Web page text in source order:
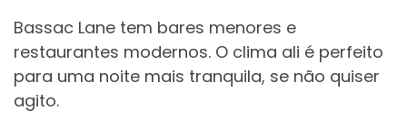
Bassac Lane tem bares menores e
restaurantes modernos. O clima ali é perfeito
para uma noite mais tranquila, se não quiser
agito.